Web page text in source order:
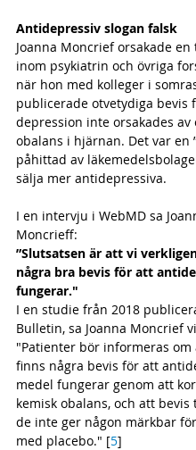
Antidepressiv slogan falsk
Joanna Moncrief orsakade
inom psykiatrin och övriga
när hon med kolleger i
publicerade otvetydiga bevis
depression inte orsakades av
obalans i hjärnan. Det var en
påhittad av
sälja mer antidepressiva.
I en intervju i WebMD sa
Moncrieff:
”Slutsatsen är att vi
några bra bevis för att
fungerar."
I en studie från 2018
Bulletin, sa Joanna Moncrief
"Patienter bör informeras
finns några bevis för att
medel fungerar genom att
kemisk obalans, och att
de inte ger någon märkbar
med placebo." [5]